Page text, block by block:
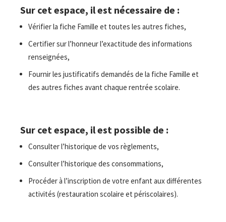
Sur cet espace, il est nécessaire de :
Vérifier la fiche Famille et toutes les autres fiches,
Certifier sur l’honneur l’exactitude des informations
renseignées,
Fournir les justificatifs demandés de la fiche Famille et
des autres fiches avant chaque rentrée scolaire.
Sur cet espace, il est possible de :
Consulter l’historique de vos règlements,
Consulter l’historique des consommations,
Procéder à l’inscription de votre enfant aux différentes
activités (restauration scolaire et périscolaires).